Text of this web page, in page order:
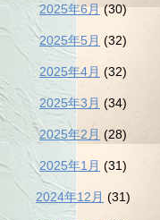
2025年6月 (30)
2025年5月 (32)
2025年4月 (32)
2025年3月 (34)
2025年2月 (28)
2025年1月 (31)
2024年12月 (31)